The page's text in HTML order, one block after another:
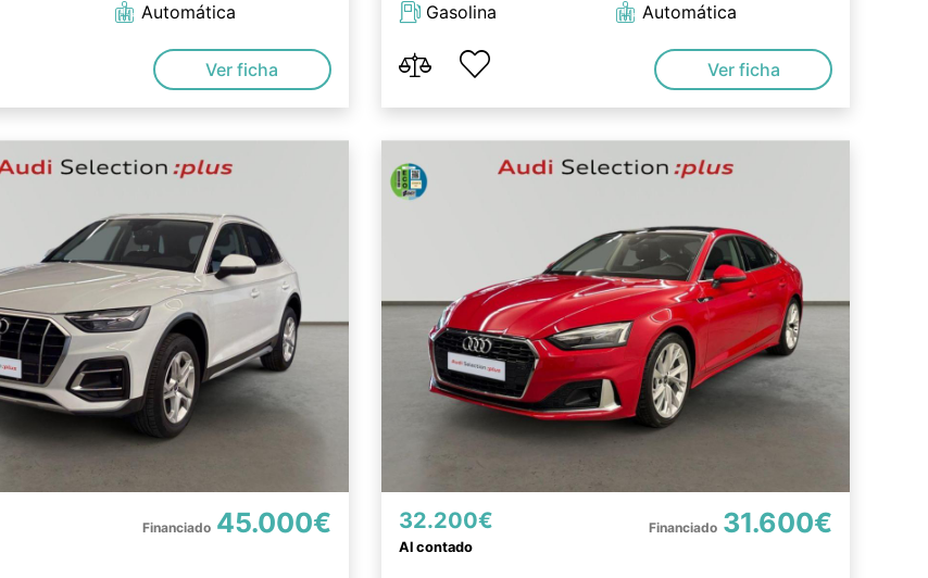
Automática
Ver ficha
Gasolina
Automática
Ver ficha
45.000€ 32.200€
Al contado
31.600€